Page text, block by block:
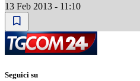
13 Feb 2013 - 11:10
Seguici su